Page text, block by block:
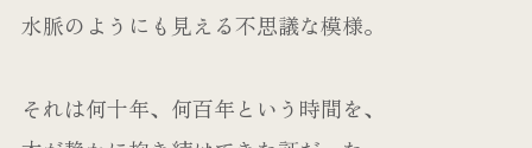
水脈のようにも見える不思議な模様。
それは何十年、何百年という時間を、